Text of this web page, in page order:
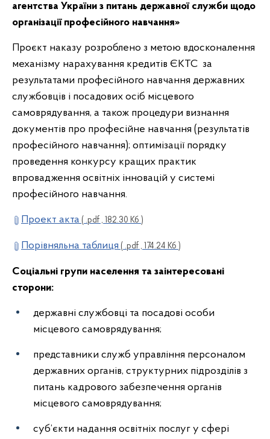
агентства України з питань державної служби щодо
організації професійного навчання»
Проєкт наказу розроблено з метою вдосконалення
механізму нарахування кредитів ЄКТС за
результатами професійного навчання державних
службовців і посадових осіб місцевого
самоврядування, а також процедури визнання
документів про професійне навчання (результатів
професійного навчання); оптимізації порядку
проведення конкурсу кращих практик
впровадження освітніх інновацій у системі
професійного навчання.
Проект акта ( .pdf , 182.30 Кб )
Порівняльна таблиця ( .pdf , 174.24 Кб )
Соціальні групи населення та заінтересовані
сторони:
державні службовці та посадові особи
місцевого самоврядування;
представники служб управління персоналом
державних органів, структурних підрозділів з
питань кадрового забезпечення органів
місцевого самоврядування;
суб’єкти надання освітніх послуг у сфері